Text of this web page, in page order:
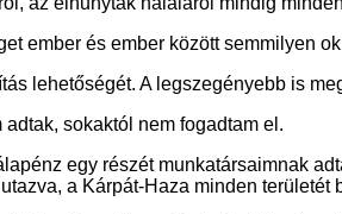
ember és ember között semmilyen
lehetőségét. A legszegényebb is
sokaktól nem fogadtam el.
egy részét munkatársaimnak
a Kárpát-Haza minden